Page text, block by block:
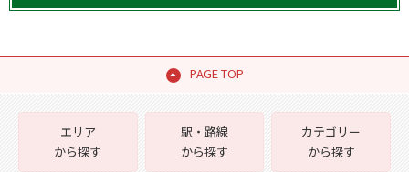
PAGE TOP
エリア
から探す
駅・路線
から探す
カテゴリー
から探す